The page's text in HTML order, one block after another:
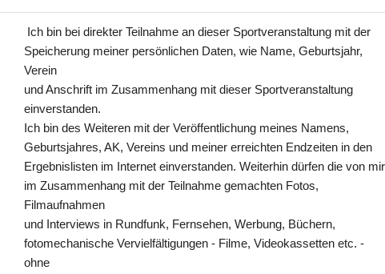
Ich bin bei direkter Teilnahme an dieser Sportveranstaltung mit der
Speicherung meiner persönlichen Daten, wie Name, Geburtsjahr,
Verein
und Anschrift im Zusammenhang mit dieser Sportveranstaltung
einverstanden.
Ich bin des Weiteren mit der Veröffentlichung meines Namens,
Geburtsjahres, AK, Vereins und meiner erreichten Endzeiten in den
Ergebnislisten im Internet einverstanden. Weiterhin dürfen die von mir
im Zusammenhang mit der Teilnahme gemachten Fotos,
Filmaufnahmen
und Interviews in Rundfunk, Fernsehen, Werbung, Büchern,
fotomechanische Vervielfältigungen - Filme, Videokassetten etc. -
ohne